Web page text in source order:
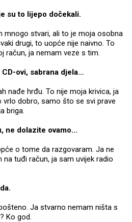
su to lijepo dočekali.
mnogo stvari, ali to je moja osobna
drugi, to uopće nije naivno. To
račun, ja nemam veze s tim.
ovi, sabrana djela...
nađe hrđu. To nije moja krivica, ja
dobro, samo što se svi prave
briga.
ne dolazite ovamo...
o tome da razgovaram. Ja ne
tuđi račun, ja sam uvijek radio
Ja stvarno nemam ništa s
Ko god.